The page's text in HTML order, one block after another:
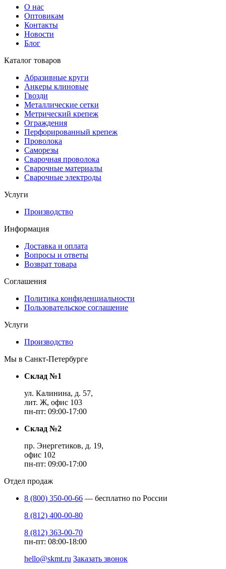
О нас
Оптовикам
Контакты
Новости
Блог
Каталог товаров
Абразивные круги
Анкеры клиновые
Гвозди
Металлические сетки
Метрический крепеж
Ограждения
Перфорированный крепеж
Проволока
Саморезы
Сварочная проволока
Сварочные материалы
Сварочные электроды
Услуги
Производство
Информация
Доставка и оплата
Вопросы и ответы
Возврат товара
Соглашения
Политика конфиденциальности
Пользовательское соглашение
Услуги
Производство
Мы в Санкт-Петербурге
Склад №1
ул. Калинина, д. 57,
лит. Ж, офис 103
пн-пт: 09:00-17:00
Склад №2
пр. Энергетиков, д. 19,
офис 102
пн-пт: 09:00-17:00
Отдел продаж
8 (800) 350-00-66 — бесплатно по России
8 (812) 400-00-80
8 (812) 363-00-70
пн-пт: 08:00-18:00
hello@skmt.ru Заказать звонок